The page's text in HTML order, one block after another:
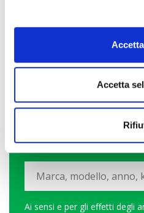
Accetta
PERMUTA? SCOPRI
AUTO
Ai sensi e per gli effetti degli